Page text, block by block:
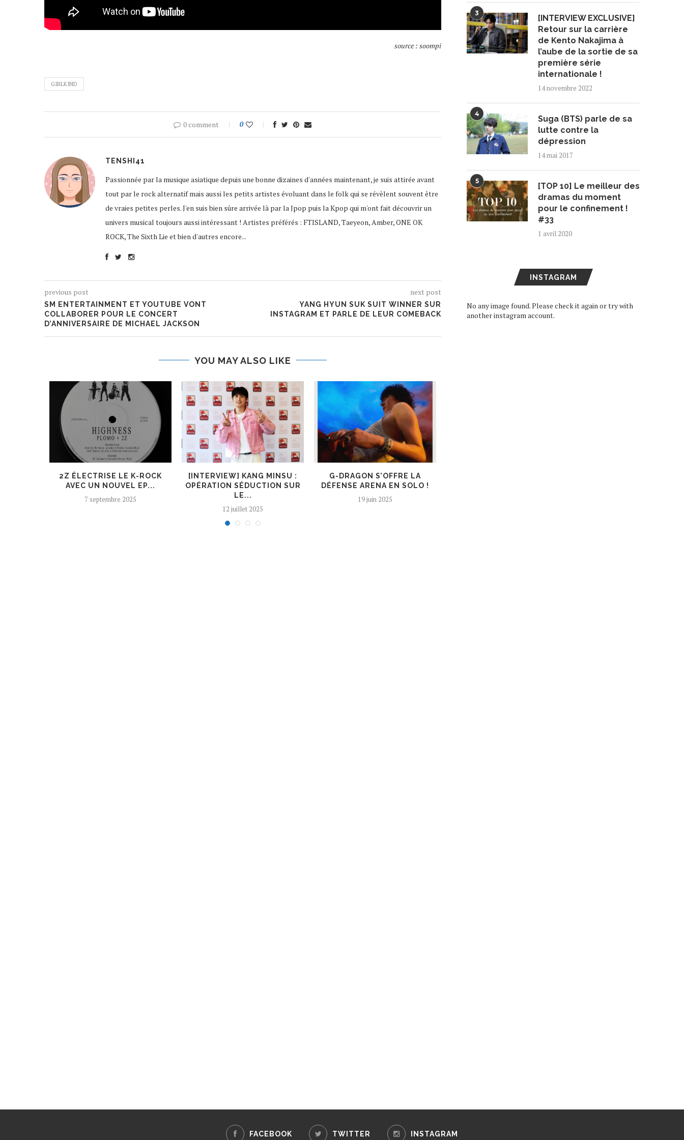
source : soompi
GIRLKIND
0 comment 0
TENSHI41
Passionnée par la musique asiatique depuis une bonne dizaines d'années maintenant, je suis attirée avant
tout par le rock alternatif mais aussi les petits artistes évoluant dans le folk qui se révèlent souvent être
de vraies petites perles. J'en suis bien sûre arrivée là par la Jpop puis la Kpop qui m'ont fait découvrir un
univers musical toujours aussi intéressant ! Artistes préférés : FTISLAND, Taeyeon, Amber, ONE OK
ROCK, The Sixth Lie et bien d'autres encore...
previous post
SM ENTERTAINMENT ET YOUTUBE VONT
COLLABORER POUR LE CONCERT
D’ANNIVERSAIRE DE MICHAEL JACKSON
next post
YANG HYUN SUK SUIT WINNER SUR
INSTAGRAM ET PARLE DE LEUR COMEBACK
YOU MAY ALSO LIKE
2Z ÉLECTRISE LE K-ROCK
AVEC UN NOUVEL EP...
7 septembre 2025
[INTERVIEW] KANG MINSU :
OPÉRATION SÉDUCTION SUR
LE...
12 juillet 2025
G-DRAGON S’OFFRE LA
DÉFENSE ARENA EN SOLO !
19 juin 2025
3
[INTERVIEW EXCLUSIVE]
Retour sur la carrière
de Kento Nakajima à
l’aube de la sortie de sa
première série
internationale !
14 novembre 2022
4
Suga (BTS) parle de sa
lutte contre la
dépression
14 mai 2017
5
[TOP 10] Le meilleur des
dramas du moment
pour le confinement !
#33
1 avril 2020
INSTAGRAM
No any image found. Please check it again or try with
another instagram account.
FACEBOOK TWITTER INSTAGRAM